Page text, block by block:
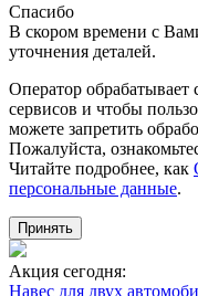
Спасибо
В скором времени с
уточнения деталей.
Оператор обрабатывает
сервисов и чтобы
можете запретить
Пожалуйста,
Читайте подробнее, как
персональные данные.
Принять
Акция сегодня:
Навес для двух